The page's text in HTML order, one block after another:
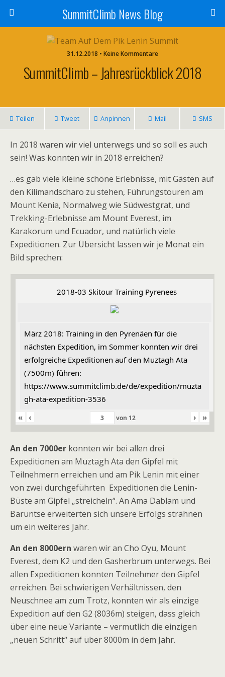
SummitClimb News Blog
31.12.2018 • Keine Kommentare
SummitClimb – Jahresrückblick 2018
Teilen Tweet Anpinnen Mail SMS
In 2018 waren wir viel unterwegs und so soll es auch
sein! Was konnten wir in 2018 erreichen?
…es gab viele kleine schöne Erlebnisse, mit Gästen auf
den Kilimandscharo zu stehen, Führungstouren am
Mount Kenia, Normalweg wie Südwestgrat, und
Trekking-Erlebnisse am Mount Everest, im
Karakorum und Ecuador, und natürlich viele
Expeditionen. Zur Übersicht lassen wir je Monat ein
Bild sprechen:
2018-03 Skitour Training Pyrenees
März 2018: Training in den Pyrenäen für die
nächsten Expedition, im Sommer konnten wir drei
erfolgreiche Expeditionen auf den Muztagh Ata
(7500m) führen:
https://www.summitclimb.de/de/expedition/muzta
gh-ata-expedition-3536
«
‹ von 12 › »
An den 7000er konnten wir bei allen drei
Expeditionen am Muztagh Ata den Gipfel mit
Teilnehmern erreichen und am Pik Lenin mit einer
von zwei durchgeführten Expeditionen die Lenin-
Büste am Gipfel „streicheln“. An Ama Dablam und
Baruntse erweiterten sich unsere Erfolgs strähnen
um ein weiteres Jahr.
An den 8000ern waren wir an Cho Oyu, Mount
Everest, dem K2 und den Gasherbrum unterwegs. Bei
allen Expeditionen konnten Teilnehmer den Gipfel
erreichen. Bei schwierigen Verhältnissen, den
Neuschnee am zum Trotz, konnten wir als einzige
Expedition auf den G2 (8036m) steigen, dass gleich
über eine neue Variante – vermutlich die einzigen
„neuen Schritt“ auf über 8000m in dem Jahr.